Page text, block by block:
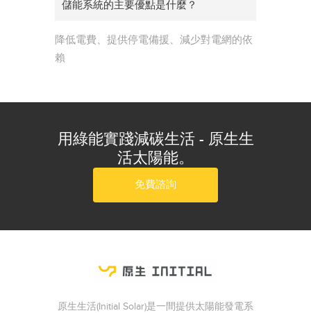
儲能系統的主要優點是什麼？
降低電費、提供停電備援、減少對電網的依
賴
用綠能實踐減碳生活 - 原生生
活太陽能。
免費諮詢
原生生活(Initial Solar)是一間提供太陽能發電系